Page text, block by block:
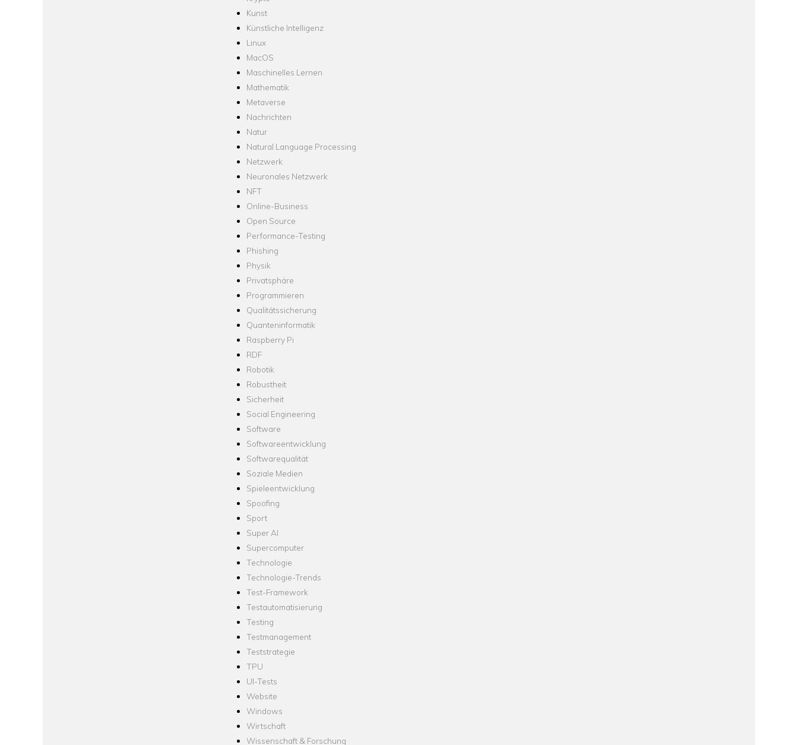
Kunst
Künstliche Intelligenz
Linux
MacOS
Maschinelles Lernen
Mathematik
Metaverse
Nachrichten
Natur
Natural Language Processing
Netzwerk
Neuronales Netzwerk
NFT
Online-Business
Open Source
Performance-Testing
Phishing
Physik
Privatsphäre
Programmieren
Qualitätssicherung
Quanteninformatik
Raspberry Pi
RDF
Robotik
Robustheit
Sicherheit
Social Engineering
Software
Softwareentwicklung
Softwarequalität
Soziale Medien
Spieleentwicklung
Spoofing
Sport
Super AI
Supercomputer
Technologie
Technologie-Trends
Test-Framework
Testautomatisierung
Testing
Testmanagement
Teststrategie
TPU
UI-Tests
Website
Windows
Wirtschaft
Wissenschaft & Forschung